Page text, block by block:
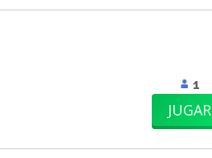
1
JUGAR